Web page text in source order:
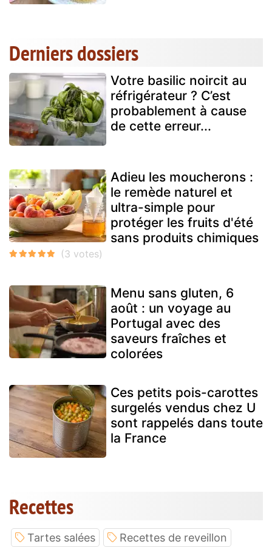
Derniers dossiers
Votre basilic noircit au
réfrigérateur ? C’est
probablement à cause
de cette erreur...
Adieu les moucherons :
le remède naturel et
ultra-simple pour
protéger les fruits d'été
sans produits chimiques
Menu sans gluten, 6
août : un voyage au
Portugal avec des
saveurs fraîches et
colorées
Ces petits pois-carottes
surgelés vendus chez U
sont rappelés dans toute
la France
Recettes
Tartes salées
Recettes de reveillon